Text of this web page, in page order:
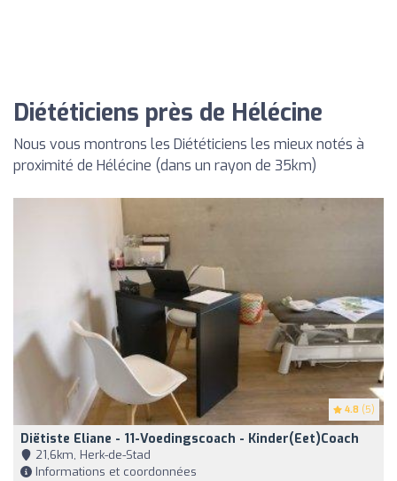
Diététiciens près de Hélécine
Nous vous montrons les Diététiciens les mieux notés à
proximité de Hélécine (dans un rayon de 35km)
4.8 (5)
Diëtiste Eliane - 11-Voedingscoach - Kinder(eet)coach
21,6km, Herk-de-Stad
Informations et coordonnées